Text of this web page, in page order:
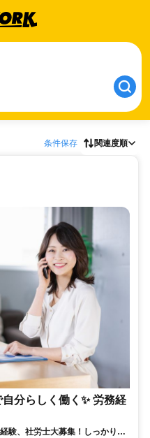
条件保存 関連度順
分らしく働く✨ 労務経
験、社労士大募集！しっかり稼